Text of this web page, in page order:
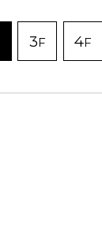
3F 4F